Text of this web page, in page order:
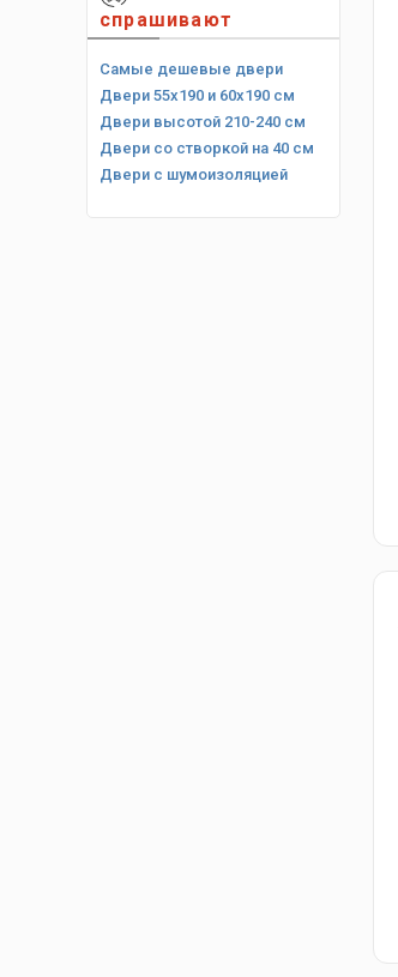
спрашивают
Самые дешевые двери
Двери 55х190 и 60х190 см
Двери высотой 210-240 см
Двери со створкой на 40 см
Двери с шумоизоляцией